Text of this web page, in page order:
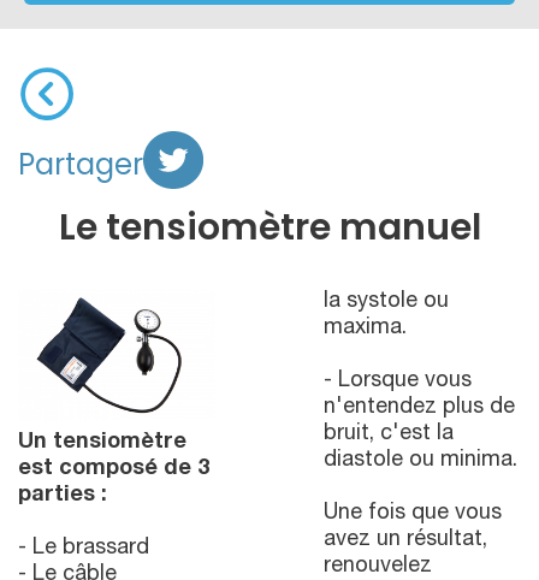
Partager
Le tensiomètre manuel
Un tensiomètre
est composé de 3
parties :
- Le brassard
- Le câble
la systole ou
maxima.
- Lorsque vous
n'entendez plus de
bruit, c'est la
diastole ou minima.
Une fois que vous
avez un résultat,
renouvelez